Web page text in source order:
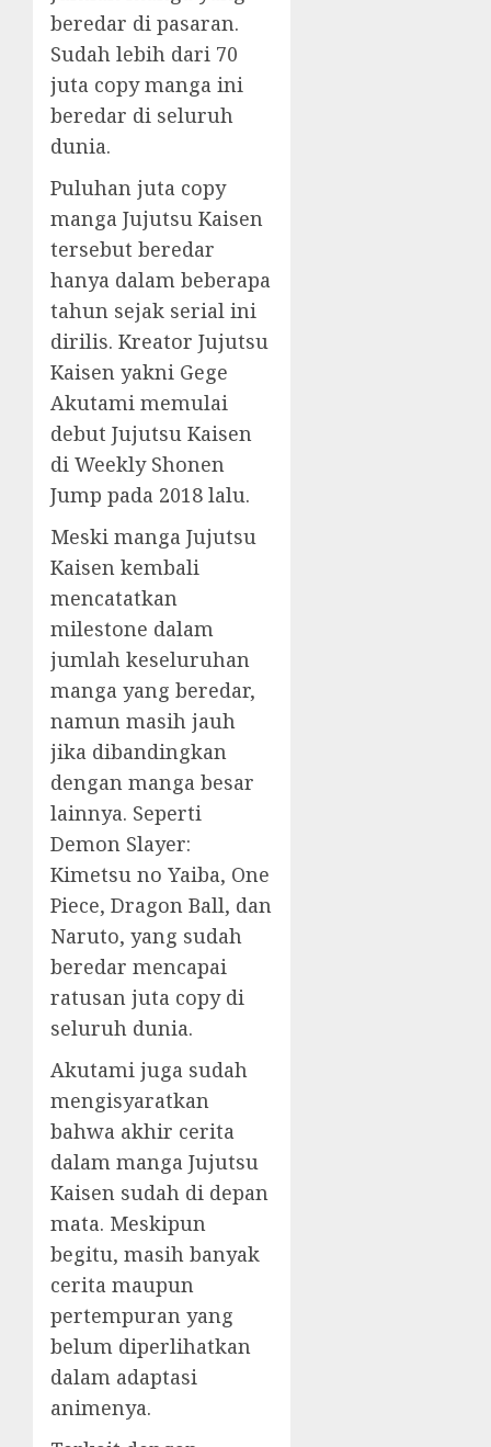
beredar di pasaran.
Sudah lebih dari 70
juta copy manga ini
beredar di seluruh
dunia.
Puluhan juta copy
manga Jujutsu Kaisen
tersebut beredar
hanya dalam beberapa
tahun sejak serial ini
dirilis. Kreator Jujutsu
Kaisen yakni Gege
Akutami memulai
debut Jujutsu Kaisen
di Weekly Shonen
Jump pada 2018 lalu.
Meski manga Jujutsu
Kaisen kembali
mencatatkan
milestone dalam
jumlah keseluruhan
manga yang beredar,
namun masih jauh
jika dibandingkan
dengan manga besar
lainnya. Seperti
Demon Slayer:
Kimetsu no Yaiba, One
Piece, Dragon Ball, dan
Naruto, yang sudah
beredar mencapai
ratusan juta copy di
seluruh dunia.
Akutami juga sudah
mengisyaratkan
bahwa akhir cerita
dalam manga Jujutsu
Kaisen sudah di depan
mata. Meskipun
begitu, masih banyak
cerita maupun
pertempuran yang
belum diperlihatkan
dalam adaptasi
animenya.